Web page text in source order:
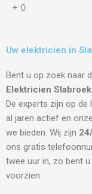
+ 0
Uw elektricien in
Bent u op zoek naar
Elektricien Slabroek
De experts zijn op
al jaren actief en
we bieden. Wij zijn
ons gratis
twee uur in, zo bent
voorzien.